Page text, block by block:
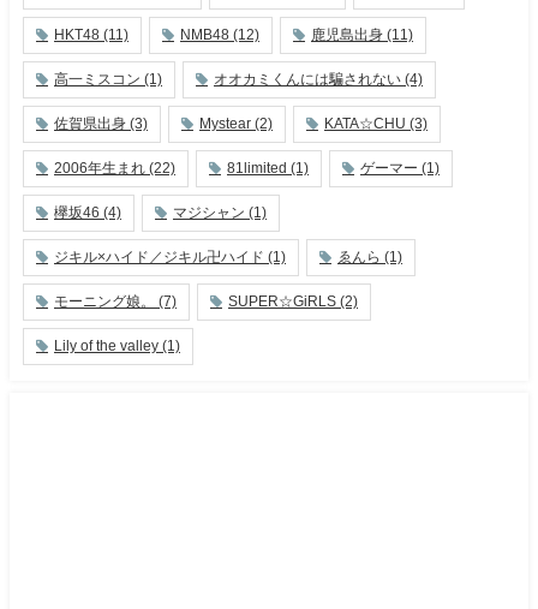
HKT48 (11) NMB48 (12) 鹿児島出身 (11)
高一ミスコン (1) オオカミくんには騙されない (4)
佐賀県出身 (3) Mystear (2) KATA☆CHU (3)
2006年生まれ (22) 81limited (1) ゲーマー (1)
欅坂46 (4) マジシャン (1)
ジキル×ハイド／ジキル卍ハイド (1) ゑんら (1)
モーニング娘。 (7) SUPER☆GiRLS (2)
Lily of the valley (1)